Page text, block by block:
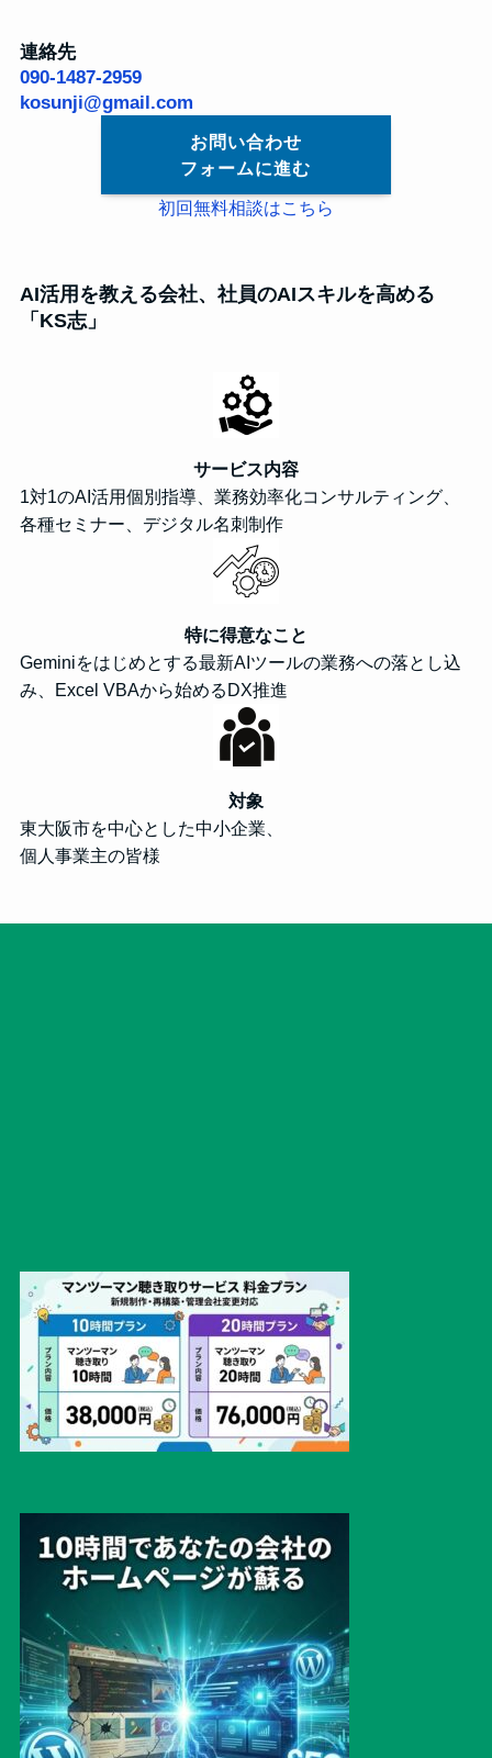
連絡先
090-1487-2959
kosunji@gmail.com
お問い合わせ
フォームに進む
初回無料相談はこちら
AI活用を教える会社、社員のAIスキルを高める
「KS志」
サービス内容
1対1のAI活用個別指導、業務効率化コンサルティング、
各種セミナー、デジタル名刺制作
特に得意なこと
Geminiをはじめとする最新AIツールの業務への落とし込
み、Excel VBAから始めるDX推進
対象
東大阪市を中心とした中小企業、
個人事業主の皆様